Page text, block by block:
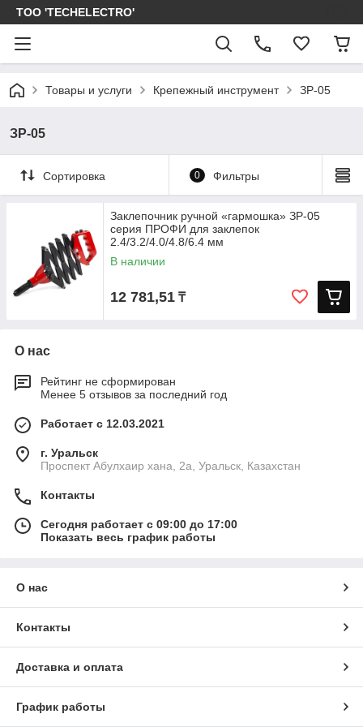
ТОО 'TECHELECTRO'
Товары и услуги Крепежный инструмент ЗР-05
ЗР-05
Сортировка 0 Фильтры
Заклепочник ручной «гармошка» ЗР-05
серия ПРОФИ для заклепок
2.4/3.2/4.0/4.8/6.4 мм
В наличии
12 781,51 ₸
О нас
Рейтинг не сформирован
Менее 5 отзывов за последний год
Работает с 12.03.2021
г. Уральск
Проспект Абулхаир хана, 2а, Уральск, Казахстан
Контакты
Сегодня работает с 09:00 до 17:00
Показать весь график работы
О нас
Контакты
Доставка и оплата
График работы